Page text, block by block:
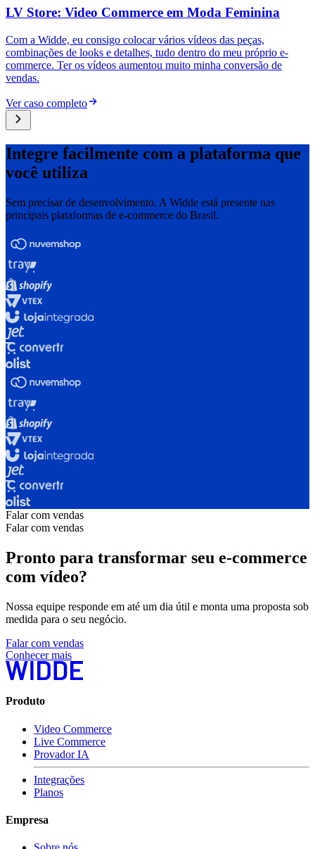
LV Store: Video Commerce em Moda Feminina
Com a Widde, eu consigo colocar vários vídeos das peças,
combinações de looks e detalhes, tudo dentro do meu próprio e-
commerce. Ter os vídeos aumentou muito minha conversão de
vendas.
Ver caso completo
Integre facilmente com a plataforma que
você utiliza
Sem precisar de desenvolvimento. A Widde está presente nas
principais plataformas de e-commerce do Brasil.
Falar com vendas
Falar com vendas
Pronto para transformar seu e-commerce
com vídeo?
Nossa equipe responde em até um dia útil e monta uma proposta sob
medida para o seu negócio.
Falar com vendas
Conhecer mais
Produto
Video Commerce
Live Commerce
Provador IA
Integrações
Planos
Empresa